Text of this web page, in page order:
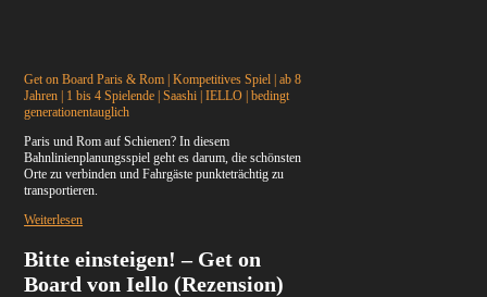
Get on Board Paris & Rom | Kompetitives Spiel | ab 8
Jahren | 1 bis 4 Spielende | Saashi | IELLO | bedingt
generationentauglich
Paris und Rom auf Schienen? In diesem
Bahnlinienplanungsspiel geht es darum, die schönsten
Orte zu verbinden und Fahrgäste punkteträchtig zu
transportieren.
Weiterlesen
Bitte einsteigen! – Get on
Board von Iello (Rezension)